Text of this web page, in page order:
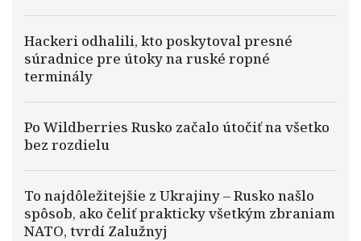
Hackeri odhalili, kto poskytoval presné
súradnice pre útoky na ruské ropné
terminály
Po Wildberries Rusko začalo útočiť na všetko
bez rozdielu
To najdôležitejšie z Ukrajiny – Rusko našlo
spôsob, ako čeliť prakticky všetkým zbraniam
NATO, tvrdí Zalužnyj